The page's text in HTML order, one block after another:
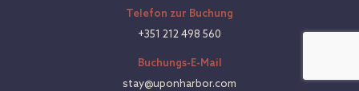
Telefon zur Buchung
+351 212 498 560
Buchungs-E-Mail
stay@uponharbor.com